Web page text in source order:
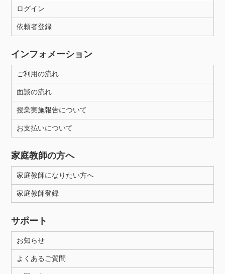
ログイン
依頼者登録
インフォメーション
ご利用の流れ
面談の流れ
授業実施報告について
お支払いについて
家庭教師の方へ
家庭教師になりたい方へ
家庭教師登録
サポート
お知らせ
よくあるご質問